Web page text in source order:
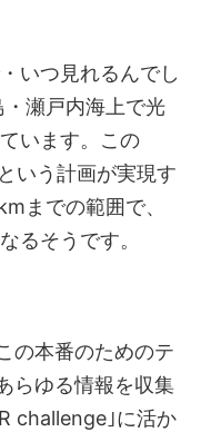
いつ見れるんでし
瀬戸内海上で光
います。この
いう計画が実現す
までの範囲で、
るそうです。
の本番のためのテ
らゆる情報を収集
challenge｣に活か